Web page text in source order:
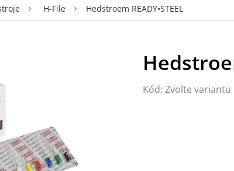
H-File Hedstroem READY•STEEL
Kód: Zvolte variantu